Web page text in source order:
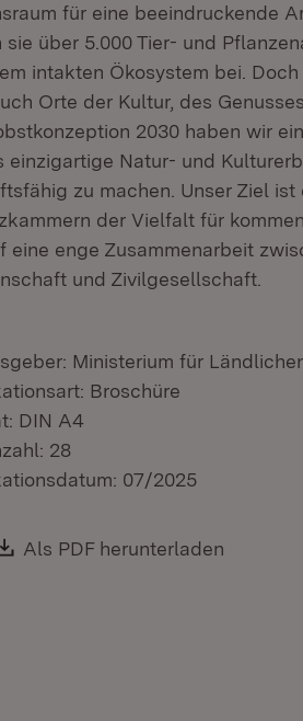
für eine beeindruckende
sie über 5.000 Tier- und
intakten Ökosystem bei.
Orte der Kultur, des
2030 haben wir
einzigartige Natur- und
zu machen. Unser Ziel
der Vielfalt für
eine enge Zusammenarbeit
und Zivilgesellschaft.
Ministerium für
Broschüre
DIN A4
28
07/2025
Download:
Als PDF herunterladen